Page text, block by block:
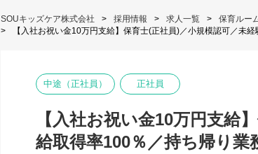
SOUキッズケア株式会社 採用情報 求人一覧
保育ルー
【入社お祝い金10万円支給】保育士(正社員)／小規模認可／未
中途（正社員） 正社員
【入社お祝い金10万円支給
給取得率100％／持ち帰り